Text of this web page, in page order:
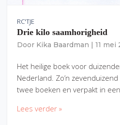
RC'TJE
Drie kilo saamhorigheid
Door Kika Baardman 11 mei
Het heilige boek voor
Nederland. Zo’n
twee boeken en verpakt in een
Lees verder »